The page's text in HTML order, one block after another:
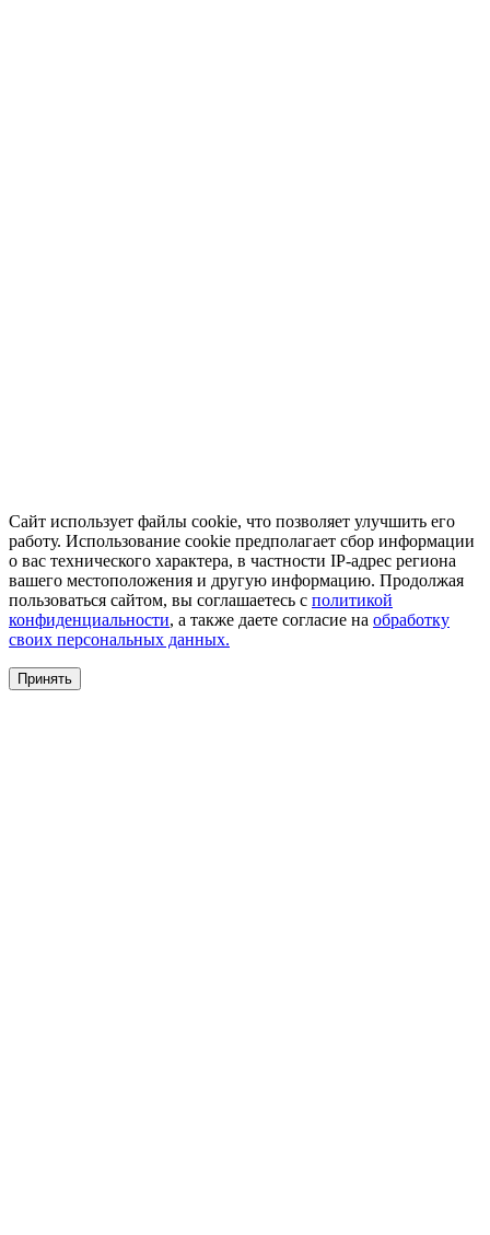
Сайт использует файлы cookie, что позволяет улучшить его
работу. Использование cookie предполагает сбор информации
о вас технического характера, в частности IP-адрес региона
вашего местоположения и другую информацию. Продолжая
пользоваться сайтом, вы соглашаетесь с политикой
конфиденциальности, а также даете согласие на обработку
своих персональных данных.
Принять